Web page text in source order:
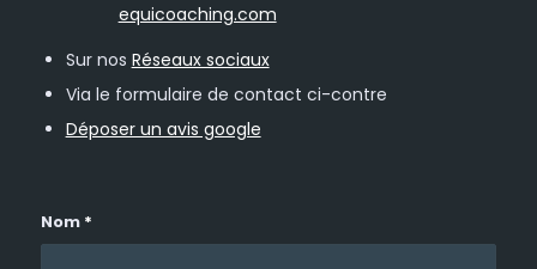
equicoaching.com
Sur nos Réseaux sociaux
Via le formulaire de contact ci-contre
Déposer un avis google
Nom *